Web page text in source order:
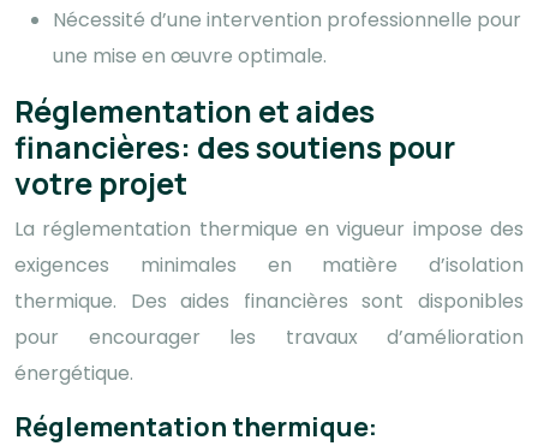
Nécessité d’une intervention professionnelle pour
une mise en œuvre optimale.
Réglementation et aides
financières: des soutiens pour
votre projet
La réglementation thermique en vigueur impose des
exigences minimales en matière d’isolation
thermique. Des aides financières sont disponibles
pour encourager les travaux d’amélioration
énergétique.
Réglementation thermique: